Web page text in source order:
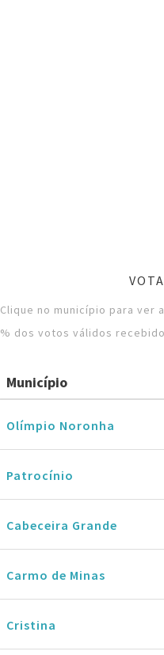
Clique no município para ver
% dos votos válidos
Município
Olímpio Noronha
Patrocínio
Cabeceira Grande
Carmo de Minas
Cristina